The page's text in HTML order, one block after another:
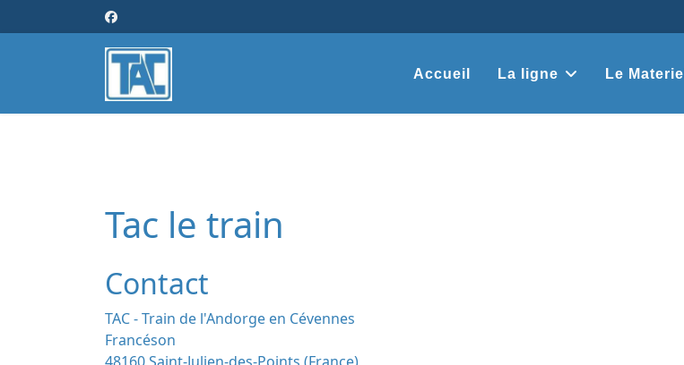
Accueil La ligne Le Materiel
Tac le train
Contact
Adresse:
TAC - Train de l'Andorge en Cévennes
Francéson